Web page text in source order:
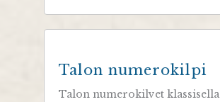
Talon numerokilpi
Talon numerokilvet klassisella